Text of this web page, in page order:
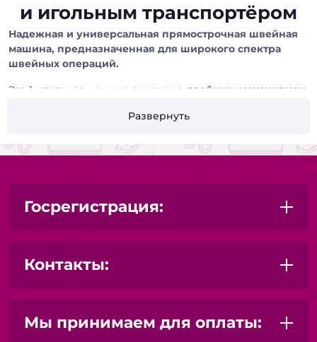
и игольным транспортёром
Надежная и универсальная прямострочная швейная
машина, предназначенная для широкого спектра
швейных операций.
Эта 1-игольная машина оснащена двойным механизмом
игольным транспортёром.Такое сочетание
ткани
, предотвращая смещение слоев и гарантируя
Преимущества:
различных типов тканей, включая хлопок, лен, шелк,
смещения слоев ткани.
Надежность и долговечность:
Развернуть
Госрегистрация:
Контакты:
Мы принимаем для оплаты: